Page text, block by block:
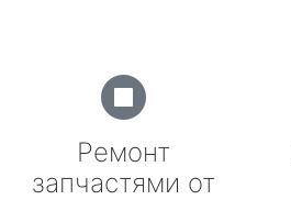
Ремонт
запчастями от